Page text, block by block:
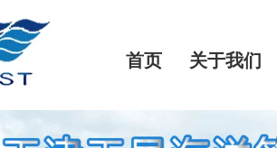
首页 关于我们